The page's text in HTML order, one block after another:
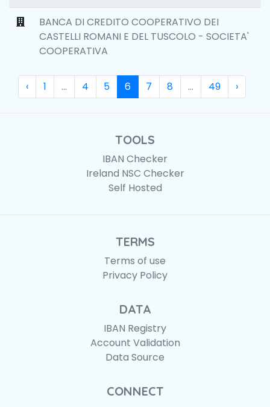
BANCA DI CREDITO COOPERATIVO DEI
CASTELLI ROMANI E DEL TUSCOLO - SOCIETA'
COOPERATIVA
‹ 1 ... 4 5 6 7 8 ... 49 ›
TOOLS
IBAN Checker
Ireland NSC Checker
Self Hosted
TERMS
Terms of use
Privacy Policy
DATA
IBAN Registry
Account Validation
Data Source
CONNECT